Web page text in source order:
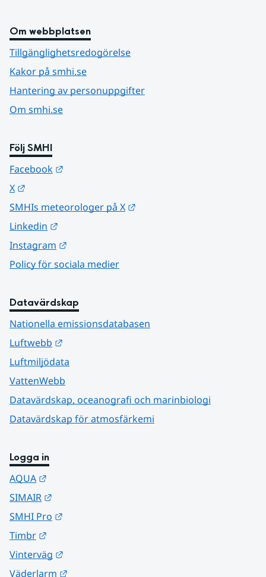
Om webbplatsen
Tillgänglighetsredogörelse
Kakor på smhi.se
Hantering av personuppgifter
Om smhi.se
Följ SMHI
Facebook
X
SMHIs meteorologer på X
Linkedin
Instagram
Policy för sociala medier
Datavärdskap
Nationella emissionsdatabasen
Luftwebb
Luftmiljödata
VattenWebb
Datavärdskap, oceanografi och marinbiologi
Datavärdskap för atmosfärkemi
Logga in
AQUA
SIMAIR
SMHI Pro
Timbr
Vinterväg
Väderlarm